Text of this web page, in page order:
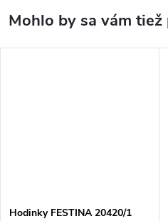
Hodinky FESTINA 20420/1